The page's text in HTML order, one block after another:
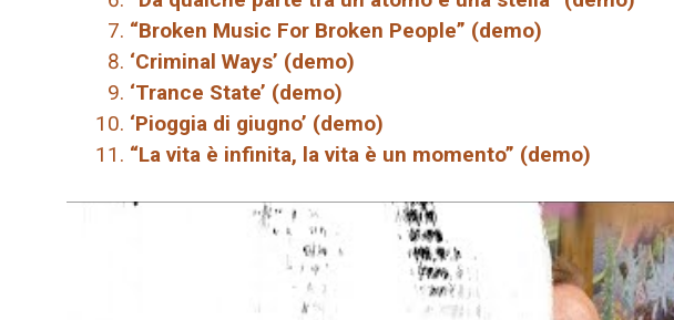
“Broken Music For Broken People” (demo)
‘Criminal Ways’ (demo)
‘Trance State’ (demo)
‘Pioggia di giugno’ (demo)
“La vita è infinita, la vita è un momento” (demo)